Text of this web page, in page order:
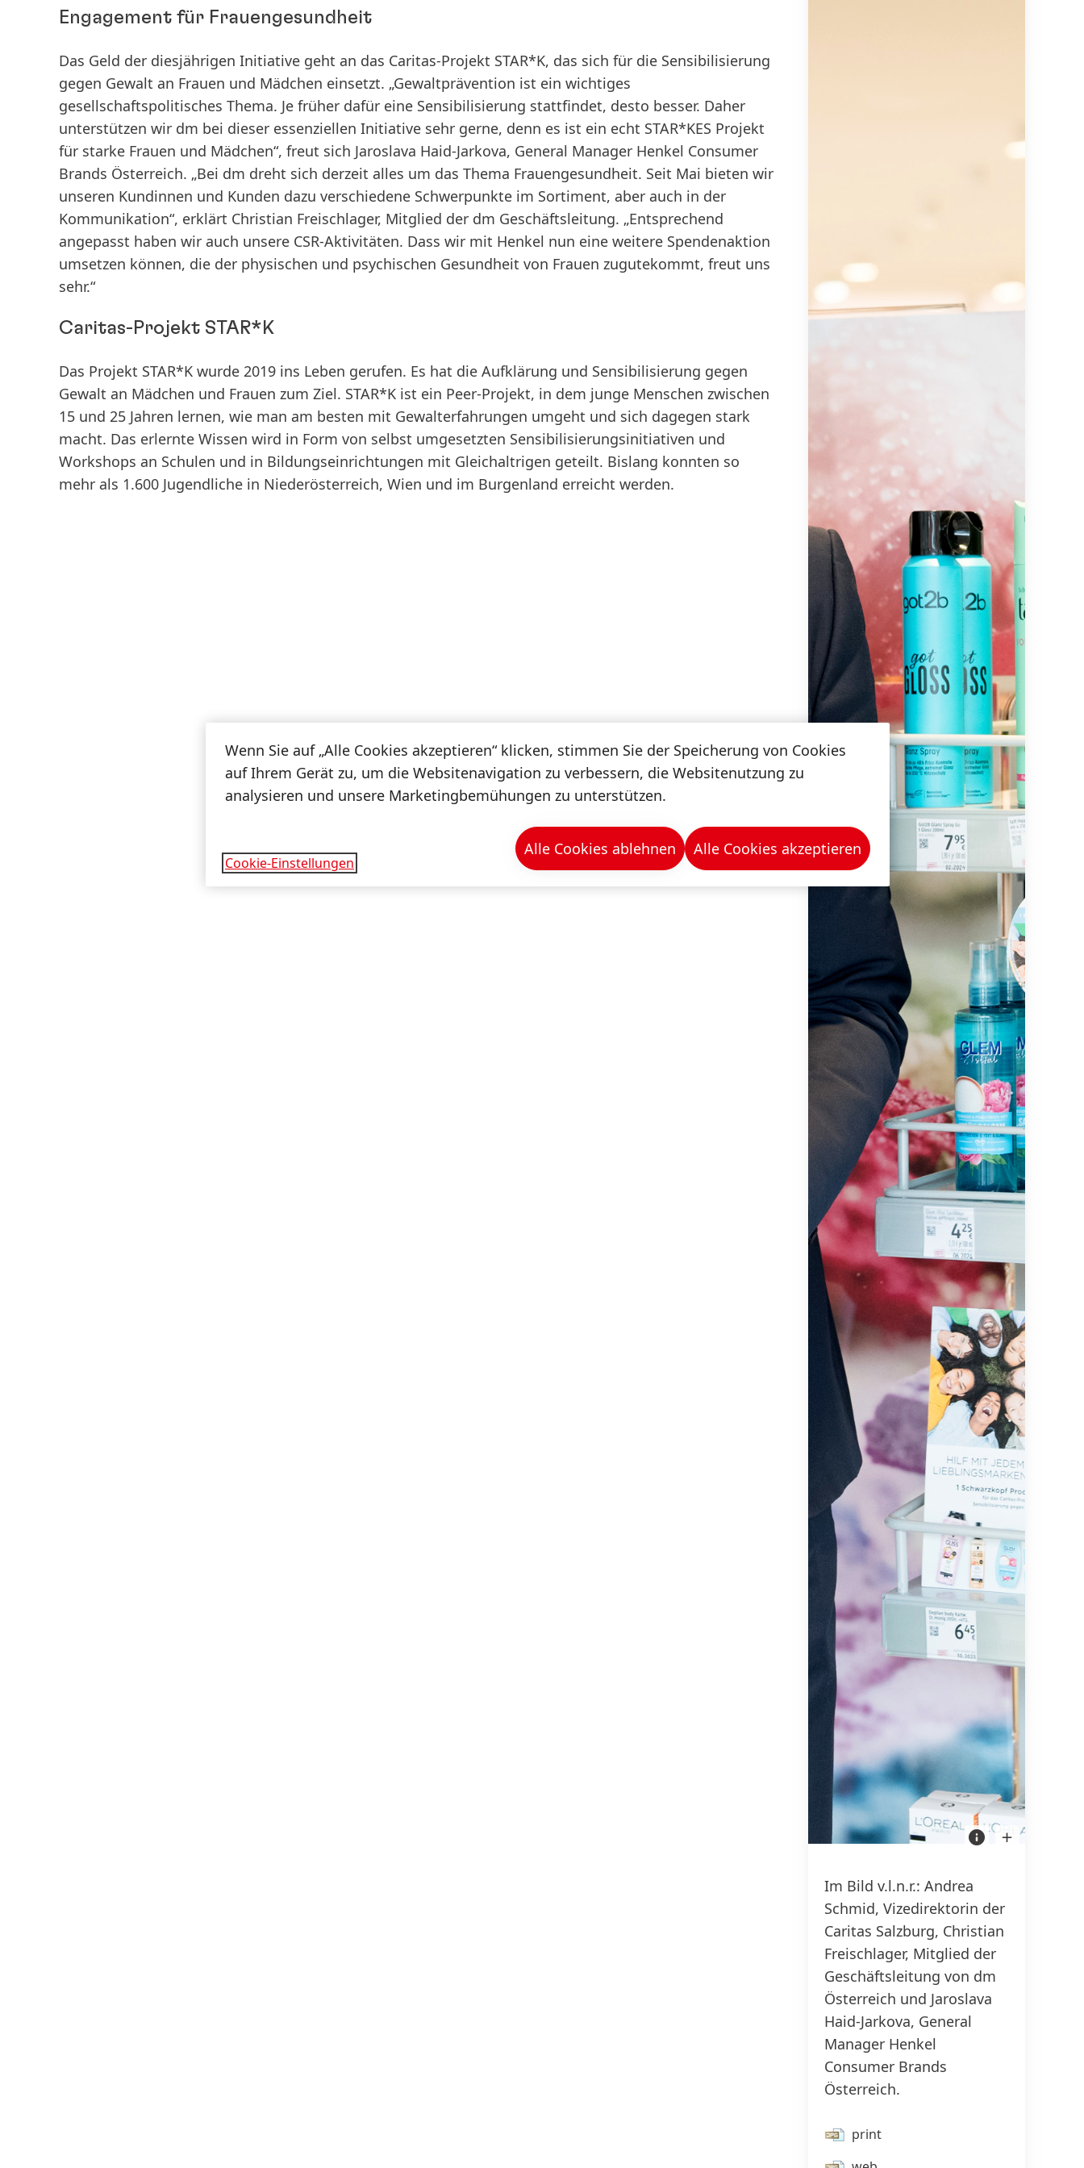
Engagement für Frauengesundheit
Das Geld der diesjährigen Initiative geht an das Caritas-Projekt STAR*K, das sich für die Sensibilisierung
gegen Gewalt an Frauen und Mädchen einsetzt. „Gewaltprävention ist ein wichtiges
gesellschaftspolitisches Thema. Je früher dafür eine Sensibilisierung stattfindet, desto besser. Daher
unterstützen wir dm bei dieser essenziellen Initiative sehr gerne, denn es ist ein echt STAR*KES Projekt
für starke Frauen und Mädchen“, freut sich Jaroslava Haid-Jarkova, General Manager Henkel Consumer
Brands Österreich. „Bei dm dreht sich derzeit alles um das Thema Frauengesundheit. Seit Mai bieten wir
unseren Kundinnen und Kunden dazu verschiedene Schwerpunkte im Sortiment, aber auch in der
Kommunikation“, erklärt Christian Freischlager, Mitglied der dm Geschäftsleitung. „Entsprechend
angepasst haben wir auch unsere CSR-Aktivitäten. Dass wir mit Henkel nun eine weitere Spendenaktion
umsetzen können, die der physischen und psychischen Gesundheit von Frauen zugutekommt, freut uns
sehr.“
Caritas-Projekt STAR*K
Das Projekt STAR*K wurde 2019 ins Leben gerufen. Es hat die Aufklärung und Sensibilisierung gegen
Gewalt an Mädchen und Frauen zum Ziel. STAR*K ist ein Peer-Projekt, in dem junge Menschen zwischen
15 und 25 Jahren lernen, wie man am besten mit Gewalterfahrungen umgeht und sich dagegen stark
macht. Das erlernte Wissen wird in Form von selbst umgesetzten Sensibilisierungsinitiativen und
Workshops an Schulen und in Bildungseinrichtungen mit Gleichaltrigen geteilt. Bislang konnten so
mehr als 1.600 Jugendliche in Niederösterreich, Wien und im Burgenland erreicht werden.
Ein
starkes
Bild
in
Im Bild v.l.n.r.: Andrea
Schmid, Vizedirektorin der
Caritas Salzburg, Christian
Freischlager, Mitglied der
Geschäftsleitung von dm
Österreich und Jaroslava
Haid-Jarkova, General
Manager Henkel
Consumer Brands
Österreich.
print
Wenn Sie auf „Alle Cookies akzeptieren“ klicken, stimmen Sie der Speicherung von Cookies
auf Ihrem Gerät zu, um die Websitenavigation zu verbessern, die Websitenutzung zu
analysieren und unsere Marketingbemühungen zu unterstützen.
Cookie-Einstellungen
Alle Cookies ablehnen Alle Cookies akzeptieren